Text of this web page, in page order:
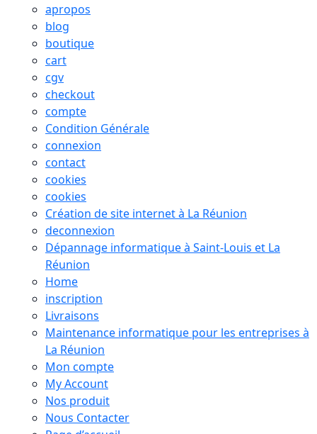
apropos
blog
boutique
cart
cgv
checkout
compte
Condition Générale
connexion
contact
cookies
cookies
Création de site internet à La Réunion
deconnexion
Dépannage informatique à Saint-Louis et La
Réunion
Home
inscription
Livraisons
Maintenance informatique pour les entreprises à
La Réunion
Mon compte
My Account
Nos produit
Nous Contacter